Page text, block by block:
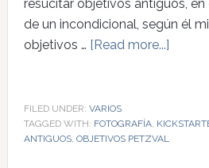
resucitar objetivos antiguos,
de un incondicional, según él
objetivos … [Read more...]
FILED UNDER: VARIOS
TAGGED WITH: FOTOGRAFÍA,
ANTIGUOS, OBJETIVOS PETZVAL